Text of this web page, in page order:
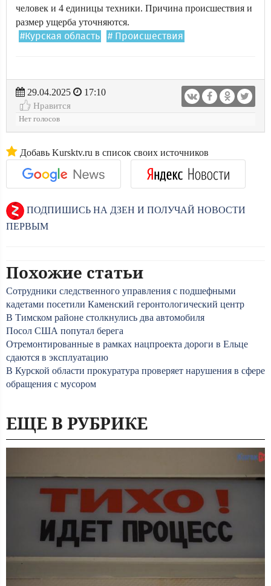
человек и 4 единицы техники. Причина происшествия и
размер ущерба уточняются.
#Курская область # Происшествия
29.04.2025
17:10
Нравится
Нет голосов
Добавь Kursktv.ru в список своих источников
ПОДПИШИСЬ НА ДЗЕН И ПОЛУЧАЙ НОВОСТИ
ПЕРВЫМ
Похожие статьи
Сотрудники следственного управления с подшефными
кадетами посетили Каменский геронтологический центр
В Тимском районе столкнулись два автомобиля
Посол США попутал берега
Отремонтированные в рамках нацпроекта дороги в Ельце
сдаются в эксплуатацию
В Курской области прокуратура проверяет нарушения в сфере
обращения с мусором
ЕЩЕ В РУБРИКЕ